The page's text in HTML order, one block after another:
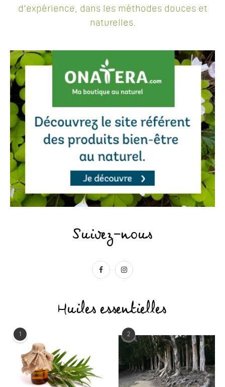
d'expérience, dans les méthodes douces et
naturelles.
Suivez-nous
Huiles essentielles
1 2